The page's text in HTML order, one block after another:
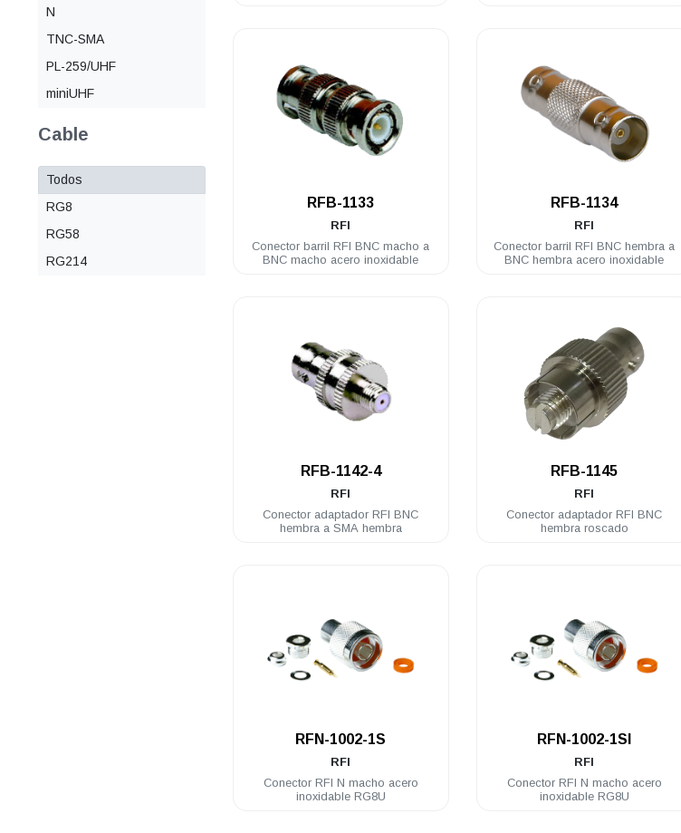
N
TNC-SMA
PL-259/UHF
miniUHF
Cable
Todos
RG8
RG58
RG214
RFB-1133
RFI
Conector barril RFI BNC macho a
BNC macho acero inoxidable
RFB-1134
RFI
Conector barril RFI BNC hembra a
BNC hembra acero inoxidable
RFB-1142-4
RFI
Conector adaptador RFI BNC
hembra a SMA hembra
RFB-1145
RFI
Conector adaptador RFI BNC
hembra roscado
RFN-1002-1S
RFI
Conector RFI N macho acero
inoxidable RG8U
RFN-1002-1SI
RFI
Conector RFI N macho acero
inoxidable RG8U